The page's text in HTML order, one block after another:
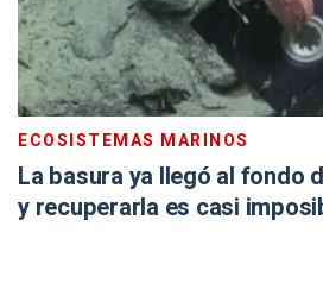
ECOSISTEMAS MARINOS
La basura ya llegó al fondo
y recuperarla es casi